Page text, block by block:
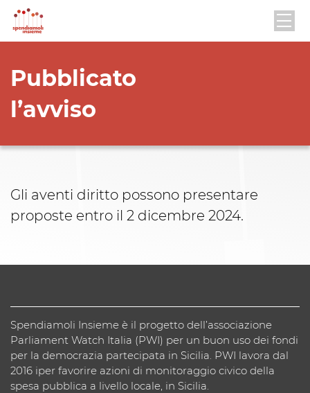
Pubblicato
l’avviso
Gli aventi diritto possono presentare
proposte entro il 2 dicembre 2024.
Spendiamoli Insieme è il progetto dell’associazione
Parliament Watch Italia (PWI) per un buon uso dei fondi
per la democrazia partecipata in Sicilia. PWI lavora dal
2016 iper favorire azioni di monitoraggio civico della
spesa pubblica a livello locale, in Sicilia.